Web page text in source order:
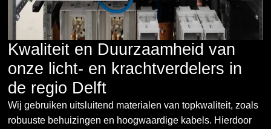
Kwaliteit en Duurzaamheid van
onze licht- en krachtverdelers in
de regio Delft
Wij gebruiken uitsluitend materialen van topkwaliteit, zoals
robuuste behuizingen en hoogwaardige kabels. Hierdoor